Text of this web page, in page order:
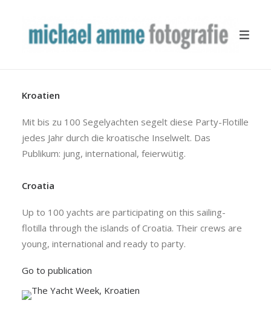
TRAVEL
YACHTING
BUSINESS
MISCELLANEOUS
PUBLICATION
Kroatien
Mit bis zu 100 Segelyachten segelt diese Party-Flotille
jedes Jahr durch die kroatische Inselwelt. Das
Publikum: jung, international, feierwütig.
Croatia
Up to 100 yachts are participating on this sailing-
flotilla through the islands of Croatia. Their crews are
young, international and ready to party.
Go to publication